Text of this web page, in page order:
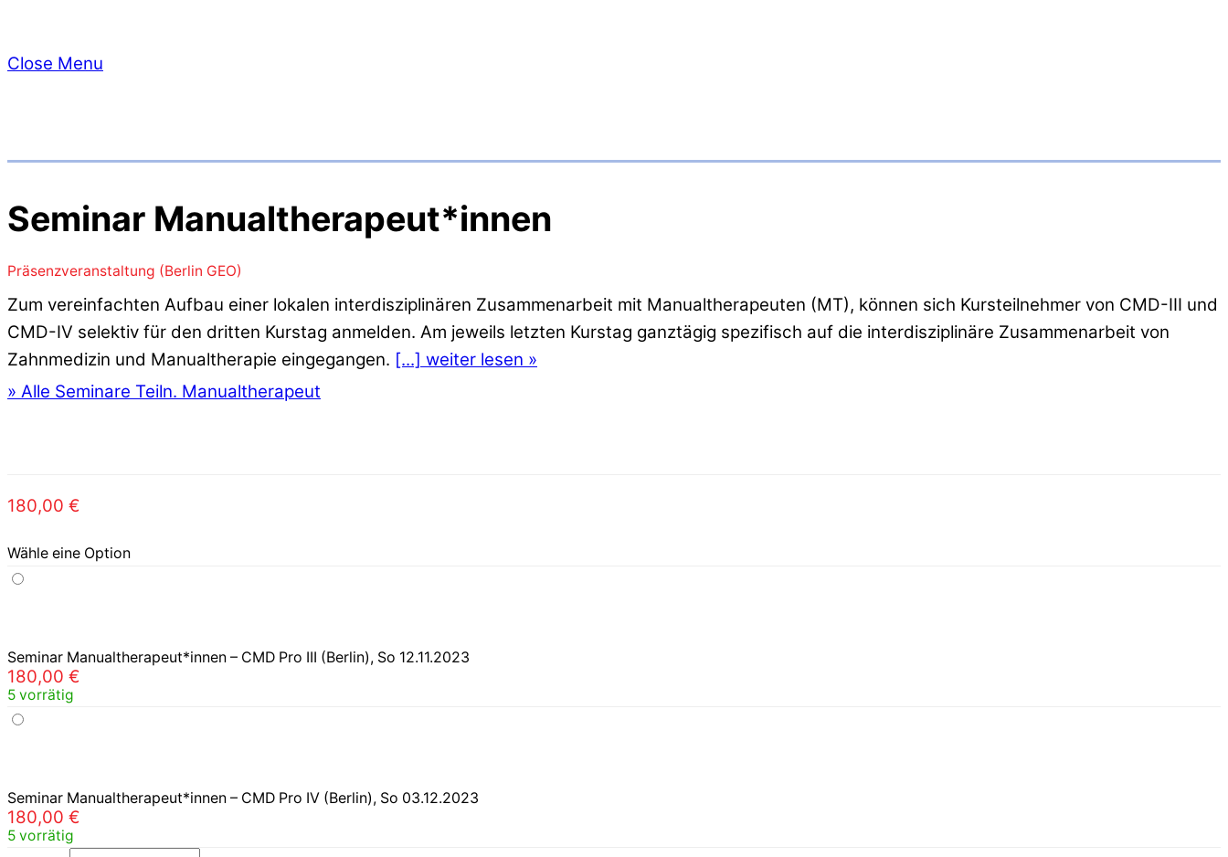
Close Menu
Seminar Manualtherapeut*innen
Präsenzveranstaltung (Berlin GEO)
Zum vereinfachten Aufbau einer lokalen interdisziplinären Zusammenarbeit mit Manualtherapeuten (MT), können sich Kursteilnehmer von CMD-III und
CMD-IV selektiv für den dritten Kurstag anmelden. Am jeweils letzten Kurstag ganztägig spezifisch auf die interdisziplinäre Zusammenarbeit von
Zahnmedizin und Manualtherapie eingegangen. [...] weiter lesen »
» Alle Seminare Teiln. Manualtherapeut
180,00 €
Wähle eine Option
Seminar Manualtherapeut*innen – CMD Pro III (Berlin), So 12.11.2023
180,00 €
5 vorrätig
Seminar Manualtherapeut*innen – CMD Pro IV (Berlin), So 03.12.2023
180,00 €
5 vorrätig